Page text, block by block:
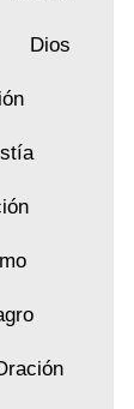
Dios